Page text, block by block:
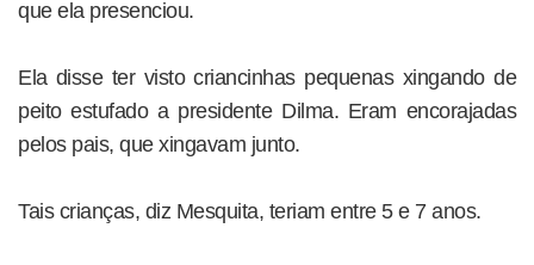
que ela presenciou.
Ela disse ter visto criancinhas pequenas xingando de
peito estufado a presidente Dilma. Eram encorajadas
pelos pais, que xingavam junto.
Tais crianças, diz Mesquita, teriam entre 5 e 7 anos.